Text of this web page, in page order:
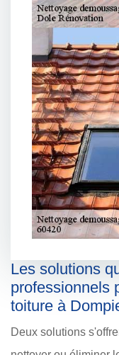
Les solutions
professionnels
toiture à
Deux solutions